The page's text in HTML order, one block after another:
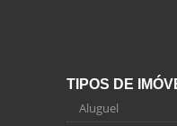
TIPOS DE
Aluguel